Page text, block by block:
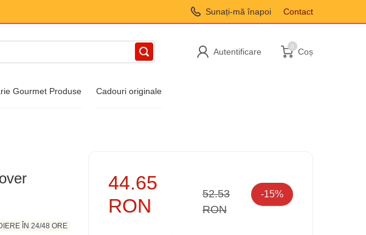
Sunați-mă înapoi Contact
Autentificare
0
Coș
Gourmet Produse Cadouri originale
ÎN 24/48 ORE
44.65
RON
52.53
RON
-15%